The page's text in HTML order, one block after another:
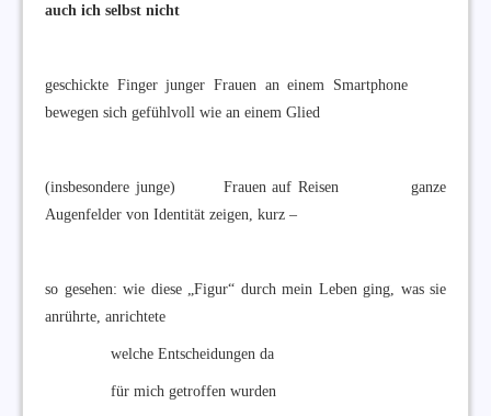
auch ich selbst nicht
geschickte Finger junger Frauen an einem Smartphone
bewegen sich gefühlvoll wie an einem Glied
(insbesondere junge) Frauen auf Reisen ganze
Augenfelder von Identität zeigen, kurz –
so gesehen: wie diese „Figur“ durch mein Leben ging, was sie
anrührte, anrichtete
welche Entscheidungen da
für mich getroffen wurden